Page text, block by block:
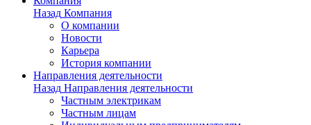
Назад Компания
О компании
Новости
Карьера
История компании
Направления деятельности
Назад Направления деятельности
Частным электрикам
Частным лицам